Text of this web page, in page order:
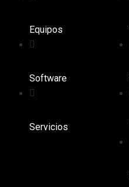
Equipos
Software
Servicios